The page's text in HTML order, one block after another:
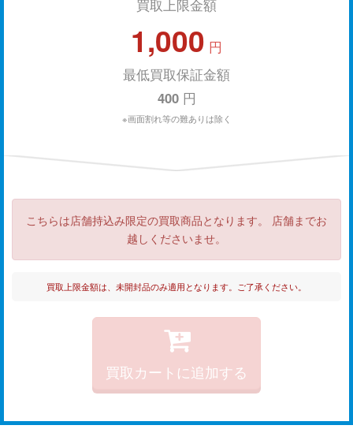
買取上限金額
1,000 円
最低買取保証金額
400円
※画面割れ等の難ありは除く
こちらは店舗持込み限定の買取商品となります。 店舗までお
越しくださいませ。
買取上限金額は、未開封品のみ適用となります。ご了承ください。
買取カートに追加する